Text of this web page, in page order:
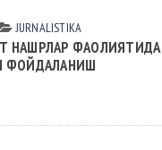
JURNALISTIKA
НАШРЛАР ФАОЛИЯТИДА
ФОЙДАЛАНИШ